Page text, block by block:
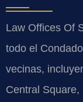
Law Offices Of
todo el
vecinas,
Central